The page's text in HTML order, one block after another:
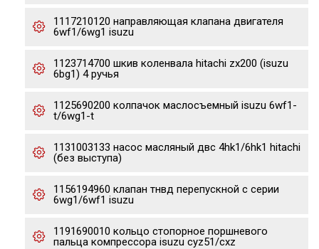
1117210120 направляющая клапана двигателя
6wf1/6wg1 isuzu
1123714700 шкив коленвала hitachi zx200 (isuzu
6bg1) 4 ручья
1125690200 колпачок маслосъемный isuzu 6wf1-
t/6wg1-t
1131003133 насос масляный двс 4hk1/6hk1 hitachi
(без выступа)
1156194960 клапан тнвд перепускной с серии
6wg1/6wf1 isuzu
1191690010 кольцо стопорное поршневого
пальца компрессора isuzu cyz51/cxz